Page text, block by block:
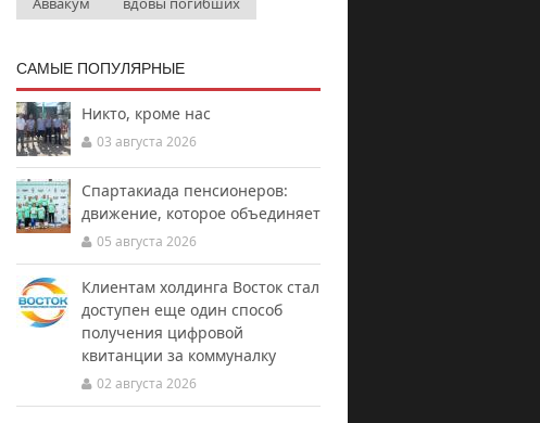
САМЫЕ ПОПУЛЯРНЫЕ
Никто, кроме нас
03 августа 2026
Спартакиада пенсионеров:
движение, которое объединяет
05 августа 2026
Клиентам холдинга Восток стал
доступен еще один способ
получения цифровой
квитанции за коммуналку
02 августа 2026